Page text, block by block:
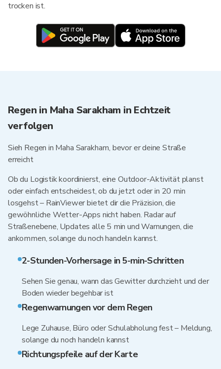
trocken ist.
Regen in Maha Sarakham in Echtzeit
verfolgen
Sieh Regen in Maha Sarakham, bevor er deine Straße
erreicht
Ob du Logistik koordinierst, eine Outdoor-Aktivität planst
oder einfach entscheidest, ob du jetzt oder in 20 min
losgehst – RainViewer bietet dir die Präzision, die
gewöhnliche Wetter-Apps nicht haben. Radar auf
Straßenebene, Updates alle 5 min und Warnungen, die
ankommen, solange du noch handeln kannst.
2-Stunden-Vorhersage in 5-min-Schritten
Sehen Sie genau, wann das Gewitter durchzieht und der
Boden wieder begehbar ist
Regenwarnungen vor dem Regen
Lege Zuhause, Büro oder Schulabholung fest – Meldung,
solange du noch handeln kannst
Richtungspfeile auf der Karte